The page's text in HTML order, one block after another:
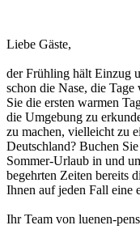
Liebe Gäste,
der Frühling hält Einzug
schon die Nase, die
Sie die ersten warmen
die Umgebung zu
zu machen, vielleicht zu
Deutschland? Buchen
Sommer-Urlaub in und
begehrten Zeiten bereits
Ihnen auf jeden Fall eine
Ihr Team von luenen-